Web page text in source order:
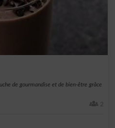
de gourmandise et de bien-être grâce
2